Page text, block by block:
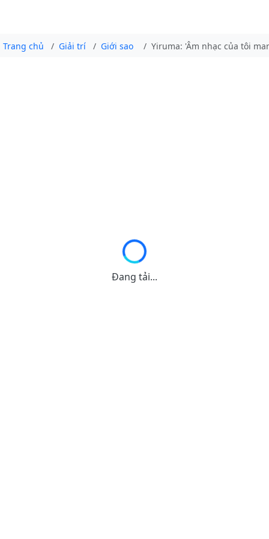
Trang chủ Giải trí Giới sao Yiruma: 'Âm nhạc của tôi
Đang tải...